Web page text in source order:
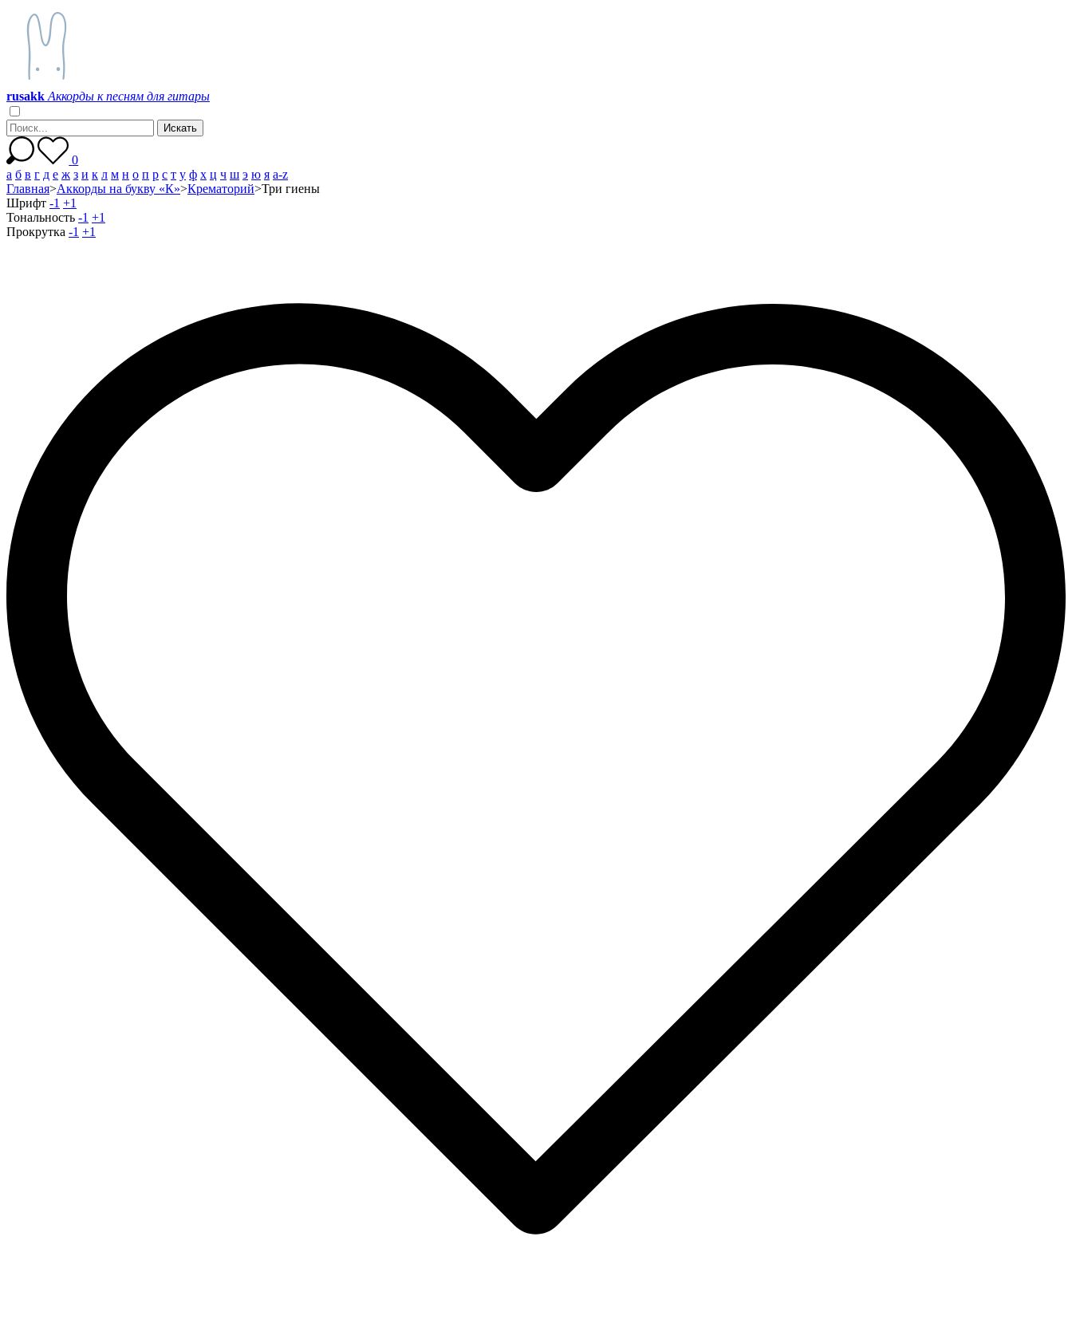
rusakk Аккорды к песням для гитары
0
а б в г д е ж з и к л м н о п р с т у ф х ц ч ш э ю я a-z
Главная>Аккорды на букву «К»>Крематорий>Три гиены
Шрифт -1 +1
Тональность -1 +1
Прокрутка -1 +1